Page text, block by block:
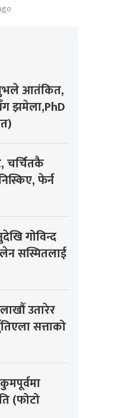
मुभले आतंकित,
झमेला,PhD
चर्चितकै
फेर्न
गोविन्द
सस्मितलाई
उतारेर
सत्ताको
(फोटो